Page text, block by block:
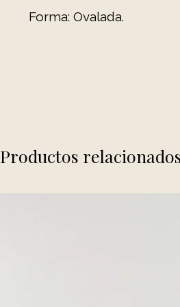
Forma: Ovalada.
Productos